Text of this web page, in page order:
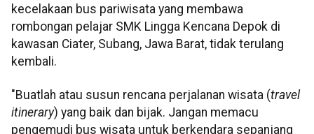
kecelakaan bus pariwisata yang membawa
rombongan pelajar SMK Lingga Kencana Depok di
kawasan Ciater, Subang, Jawa Barat, tidak terulang
kembali.
"Buatlah atau susun rencana perjalanan wisata (travel
itinerary) yang baik dan bijak. Jangan memacu
pengemudi bus wisata untuk berkendara sepanjang